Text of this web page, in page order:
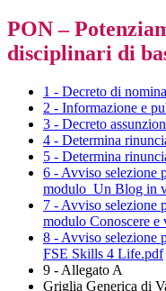
PON –
disciplinari di
1 - Decreto di
2 - Informazione e
3 - Decreto
4 - Determina
5 - Determina
6 - Avviso selezione
modulo_Un Blog in
7 - Avviso selezione
modulo Conoscere
8 - Avviso selezione
FSE Skills 4 Life.pdf
9 - Allegato A
Griglia Generica di